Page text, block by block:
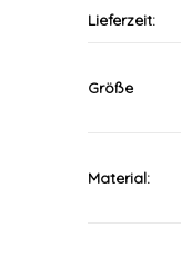
Lieferzeit:
Größe
Material: